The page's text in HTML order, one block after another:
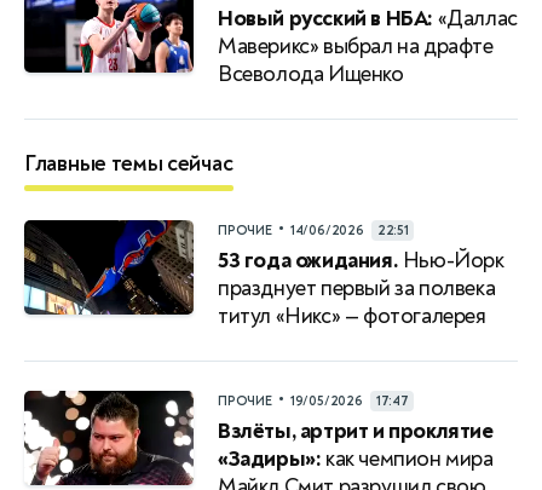
Новый русский в НБА: «Даллас
Маверикс» выбрал на драфте
Всеволода Ищенко
Главные темы сейчас
ПРОЧИЕ • 14/06/2026 22:51
53 года ожидания. Нью-Йорк
празднует первый за полвека
титул «Никс» — фотогалерея
ПРОЧИЕ • 19/05/2026 17:47
Взлёты, артрит и проклятие
«Задиры»: как чемпион мира